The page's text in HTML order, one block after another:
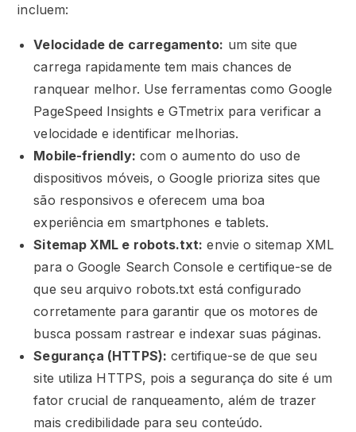
incluem:
Velocidade de carregamento: um site que
carrega rapidamente tem mais chances de
ranquear melhor. Use ferramentas como Google
PageSpeed Insights e GTmetrix para verificar a
velocidade e identificar melhorias.
Mobile-friendly: com o aumento do uso de
dispositivos móveis, o Google prioriza sites que
são responsivos e oferecem uma boa
experiência em smartphones e tablets.
Sitemap XML e robots.txt: envie o sitemap XML
para o Google Search Console e certifique-se de
que seu arquivo robots.txt está configurado
corretamente para garantir que os motores de
busca possam rastrear e indexar suas páginas.
Segurança (HTTPS): certifique-se de que seu
site utiliza HTTPS, pois a segurança do site é um
fator crucial de ranqueamento, além de trazer
mais credibilidade para seu conteúdo.